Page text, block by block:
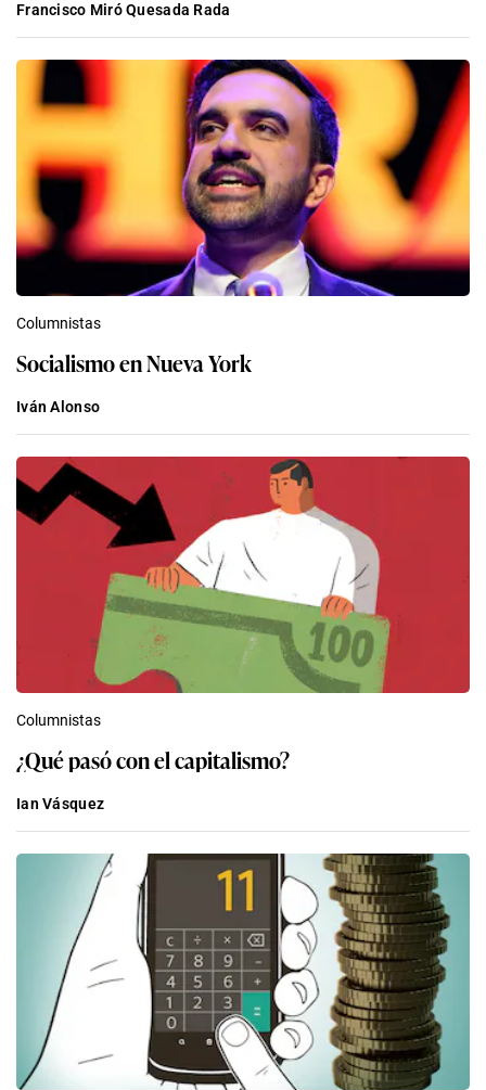
Francisco Miró Quesada Rada
Columnistas
Socialismo en Nueva York
Iván Alonso
Columnistas
¿Qué pasó con el capitalismo?
Ian Vásquez